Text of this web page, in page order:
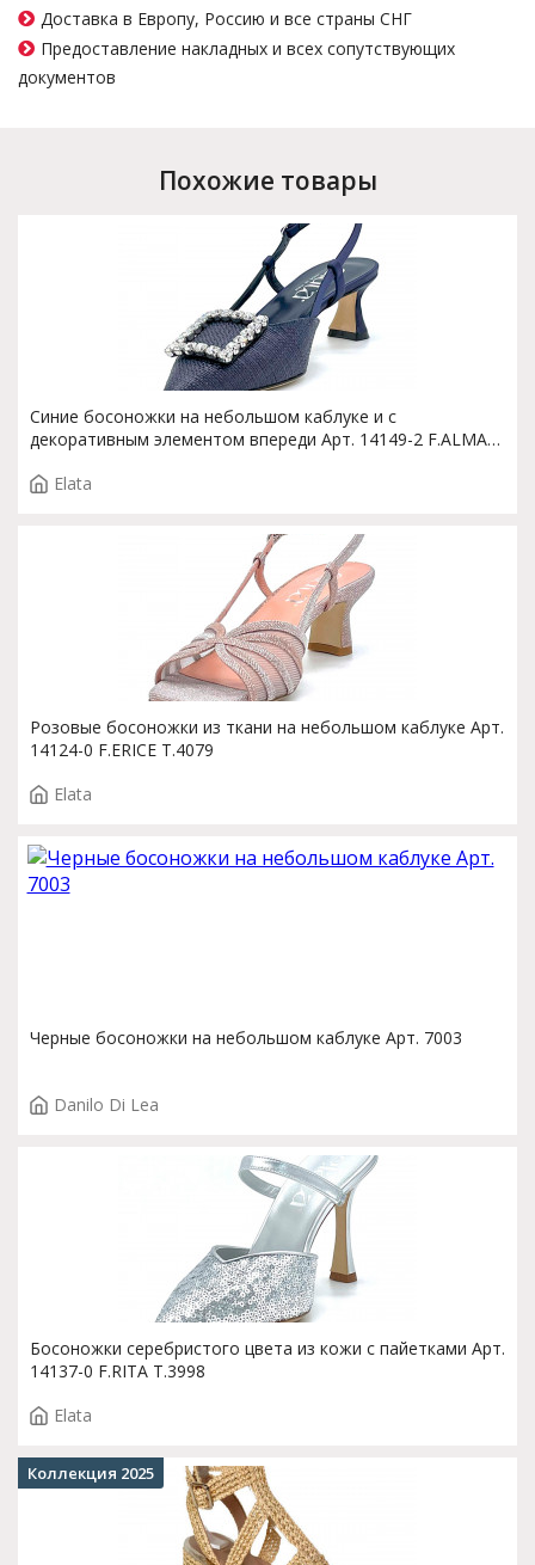
Доставка в Европу, Россию и все страны СНГ
Предоставление накладных и всех сопутствующих
документов
Похожие товары
Синие босоножки на небольшом каблуке и с
декоративным элементом впереди Арт. 14149-2 F.ALMA
Elata
Розовые босоножки из ткани на небольшом каблуке Арт.
14124-0 F.ERICE T.4079
Elata
Черные босоножки на небольшом каблуке Арт. 7003
Danilo Di Lea
Босоножки серебристого цвета из кожи с пайетками Арт.
14137-0 F.RITA T.3998
Elata
Коллекция 2025